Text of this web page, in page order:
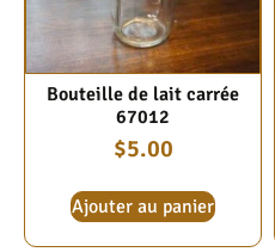
Bouteille de lait carrée
67012
$5.00
Ajouter au panier